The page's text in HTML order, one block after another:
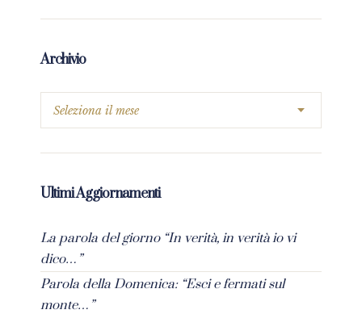
Archivio
Ultimi Aggiornamenti
La parola del giorno “In verità, in verità io vi
dico…”
Parola della Domenica: “Esci e fermati sul
monte…”